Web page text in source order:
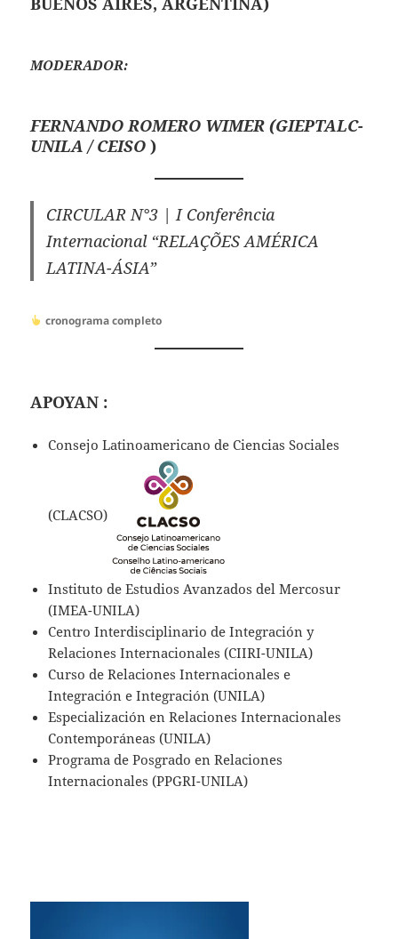
MODERADOR:
FERNANDO ROMERO WIMER (GIEPTALC-
UNILA / CEISO )
CIRCULAR N°3 | I Conferência
Internacional “RELAÇÕES AMÉRICA
LATINA-ÁSIA”
cronogramacompleto
APOYAN :
Consejo Latinoamericano de Ciencias Sociales
(CLACSO)
Instituto de Estudios Avanzados del Mercosur
(IMEA-UNILA)
Centro Interdisciplinario de Integración y
Relaciones Internacionales (CIIRI-UNILA)
Curso de Relaciones Internacionales e
Integración e Integración (UNILA)
Especialización en Relaciones Internacionales
Contemporáneas (UNILA)
Programa de Posgrado en Relaciones
Internacionales (PPGRI-UNILA)